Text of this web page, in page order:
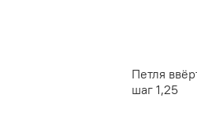
Петля
шаг 1,25